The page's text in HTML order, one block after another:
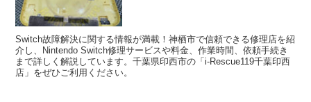
Switch故障解決に関する情報が満載！神栖市で信頼できる修理店を紹
介し、Nintendo Switch修理サービスや料金、作業時間、依頼手続き
まで詳しく解説しています。千葉県印西市の「i-Rescue119千葉印西
店」をぜひご利用ください。